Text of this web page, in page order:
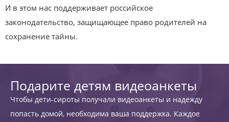
И в этом нас поддерживает российское
законодательство, защищающее право родителей на
сохранение тайны.
Подарите детям видеоанкеты
Чтобы дети-сироты получали видеоанкеты и надежду
попасть домой, необходима ваша поддержка. Каждое